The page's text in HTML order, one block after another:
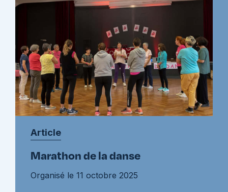
Article
Marathon de la danse
Organisé le 11 octobre 2025